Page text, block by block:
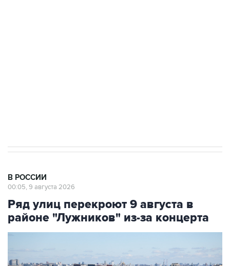
В РОССИИ
00:05, 9 августа 2026
Ряд улиц перекроют 9 августа в
районе "Лужников" из-за концерта